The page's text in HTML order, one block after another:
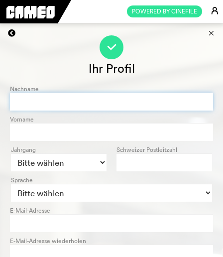
POWERED BY CINEFILE E
f
Ihr Profil
Nachname
Vorname
Jahrgang Schweizer Postleitzahl
Sprache
E-Mail-Adresse
E-Mail-Adresse wiederholen
s